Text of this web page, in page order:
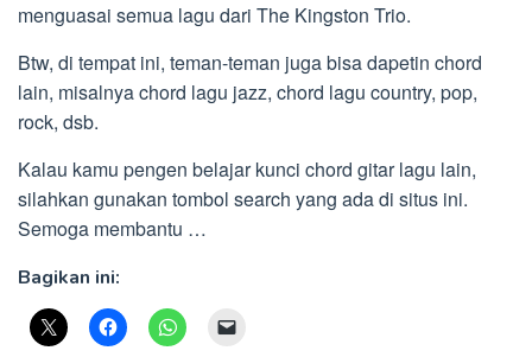
menguasai semua lagu dari The Kingston Trio.
Btw, di tempat ini, teman-teman juga bisa dapetin chord
lain, misalnya chord lagu jazz, chord lagu country, pop,
rock, dsb.
Kalau kamu pengen belajar kunci chord gitar lagu lain,
silahkan gunakan tombol search yang ada di situs ini.
Semoga membantu …
Bagikan ini: